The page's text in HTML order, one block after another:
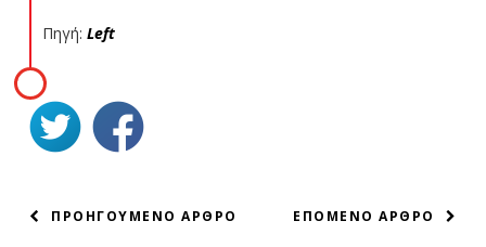
Πηγή: Left
ΠΛΟΗΓΗΣΗ
ΕΠΟΜΕΝΟ ΑΡΘΡΟ
ΠΡΟΗΓΟΥΜΕΝΟ ΑΡΘΡΟ